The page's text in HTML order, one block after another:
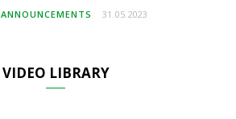
ANNOUNCEMENTS 31.05.2023
VIDEO LIBRARY